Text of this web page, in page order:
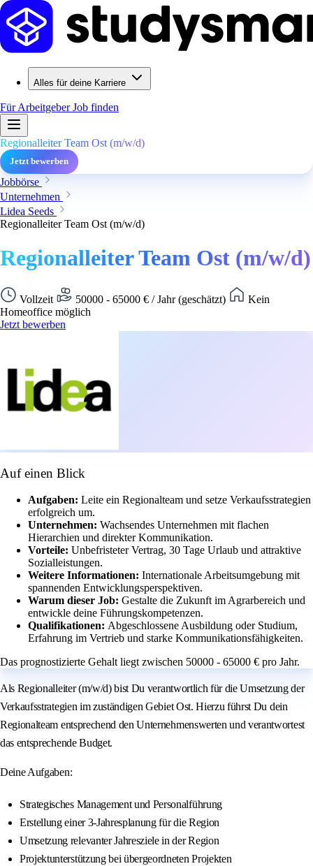
Alles für deine Karriere
Für ArbeitgeberJob finden
Regionalleiter Team Ost (m/w/d)
Jetzt bewerben
Jobbörse
Unternehmen
Lidea Seeds
Regionalleiter Team Ost (m/w/d)
Regionalleiter Team Ost (m/w/d)
Vollzeit 50000 - 65000 € / Jahr (geschätzt)
Kein
Homeoffice möglich
Jetzt bewerben
Auf einen Blick
Aufgaben: Leite ein Regionalteam und setze Verkaufsstrategien
erfolgreich um.
Unternehmen: Wachsendes Unternehmen mit flachen
Hierarchien und direkter Kommunikation.
Vorteile: Unbefristeter Vertrag, 30 Tage Urlaub und attraktive
Sozialleistungen.
Weitere Informationen: Internationale Arbeitsumgebung mit
spannenden Entwicklungsperspektiven.
Warum dieser Job: Gestalte die Zukunft im Agrarbereich und
entwickle deine Führungskompetenzen.
Qualifikationen: Abgeschlossene Ausbildung oder Studium,
Erfahrung im Vertrieb und starke Kommunikationsfähigkeiten.
Das prognostizierte Gehalt liegt zwischen 50000 - 65000 € pro Jahr.
Als Regionalleiter (m/w/d) bist Du verantwortlich für die Umsetzung der
Verkaufsstrategien im zuständigen Gebiet Ost. Hierzu führst Du dein
Regionalteam entsprechend den Unternehmenswerten und verantwortest
das entsprechende Budget.
Deine Aufgaben:
Strategisches Management und Personalführung
Erstellung einer 3-Jahresplanung für die Region
Umsetzung relevanter Jahresziele in der Region
Projektunterstützung bei übergeordneten Projekten